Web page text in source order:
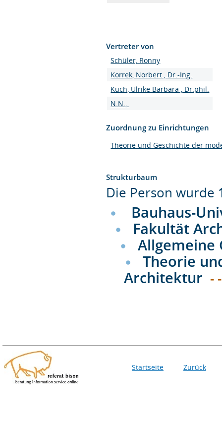
Vertreter von
Schüler, Ronny
Korrek, Norbert , Dr.-Ing.
Kuch, Ulrike Barbara , Dr.phil.
N.N.,
Zuordnung zu Einrichtungen
Theorie und Geschichte der
Strukturbaum
Die Person wurde
Bauhaus-
Fakultät
Allgemeine
Theorie
Architektur -
Startseite Zurück